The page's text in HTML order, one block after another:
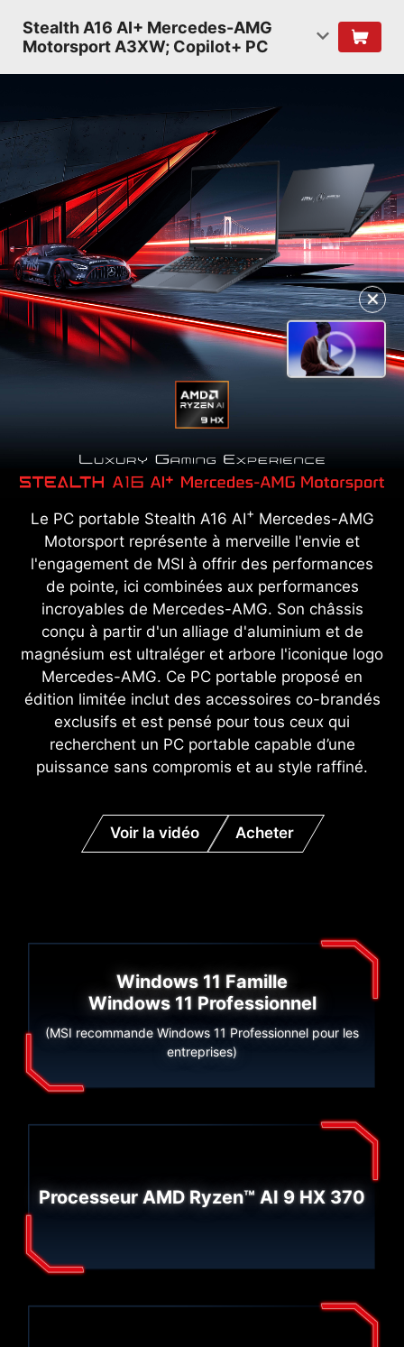
Stealth A16 AI+ Mercedes-AMG
Motorsport A3XW; Copilot+ PC
Le PC portable Stealth A16 AI+ Mercedes-AMG
Motorsport représente à merveille l'envie et
l'engagement de MSI à offrir des performances
de pointe, ici combinées aux performances
incroyables de Mercedes-AMG. Son châssis
conçu à partir d'un alliage d'aluminium et de
magnésium est ultraléger et arbore l'iconique logo
Mercedes-AMG. Ce PC portable proposé en
édition limitée inclut des accessoires co-brandés
exclusifs et est pensé pour tous ceux qui
recherchent un PC portable capable d’une
puissance sans compromis et au style raffiné.
Voir la vidéo Acheter
✕
Windows 11 Famille
Windows 11 Professionnel
(MSI recommande Windows 11 Professionnel pour les
entreprises)
Processeur AMD Ryzen™ AI 9 HX 370